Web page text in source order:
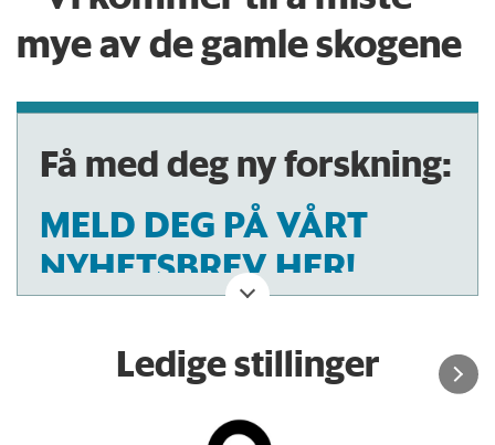
mye av de gamle skogene
Få med deg ny forskning:
MELD DEG PÅ VÅRT
NYHETSBREV HER!
Ledige stillinger